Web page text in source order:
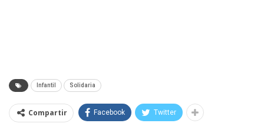
Infantil Solidaria
Compartir Facebook Twitter